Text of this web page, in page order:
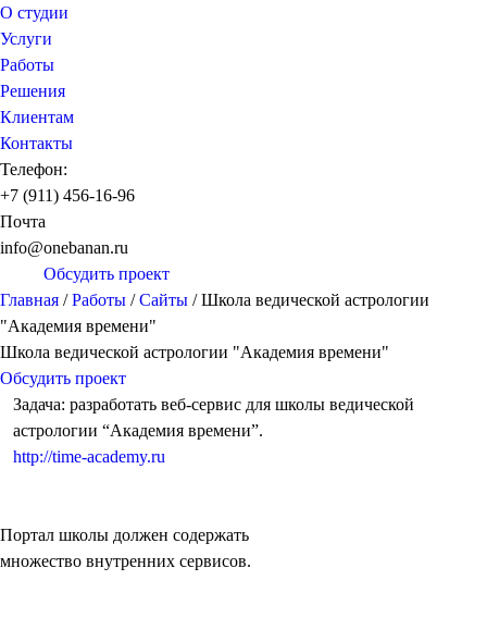
О студии
Услуги
Работы
Решения
Клиентам
Контакты
Телефон:
+7 (911) 456-16-96
Почта
info@onebanan.ru
Обсудить проект
Главная /Работы /Сайты /Школа ведической астрологии
"Академия времени"
Школа ведической астрологии "Академия времени"
Обсудить проект
Задача: разработать веб-сервис для школы ведической
астрологии “Академия времени”.
http://time-academy.ru
Портал школы должен содержать
множество внутренних сервисов.